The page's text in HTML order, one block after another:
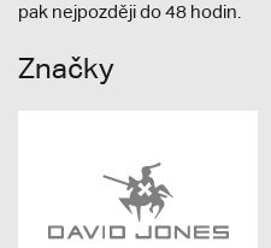
pak nejpozději do 48 hodin.
Značky